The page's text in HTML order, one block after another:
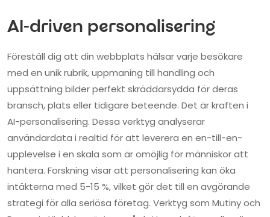
AI-driven personalisering
Föreställ dig att din webbplats hälsar varje besökare
med en unik rubrik, uppmaning till handling och
uppsättning bilder perfekt skräddarsydda för deras
bransch, plats eller tidigare beteende. Det är kraften i
AI-personalisering. Dessa verktyg analyserar
användardata i realtid för att leverera en en-till-en-
upplevelse i en skala som är omöjlig för människor att
hantera. Forskning visar att personalisering kan öka
intäkterna med 5-15 %, vilket gör det till en avgörande
strategi för alla seriösa företag. Verktyg som Mutiny och